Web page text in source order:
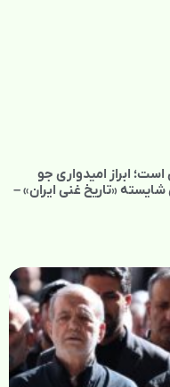
ابراز امیدواری جو
«تاریخ غنی ایران» –